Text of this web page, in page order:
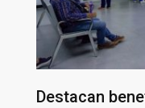
Destacan